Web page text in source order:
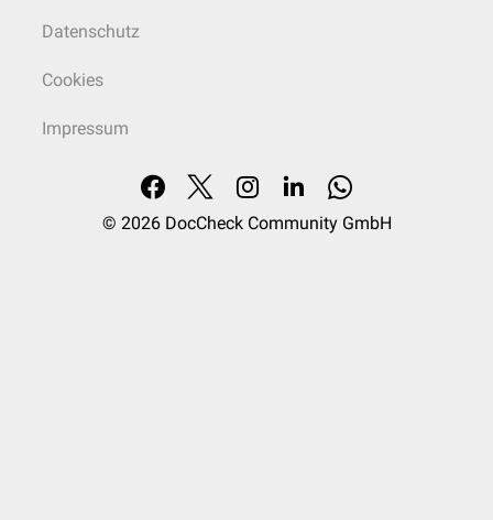
Datenschutz
Cookies
Impressum
© 2026 DocCheck Community GmbH